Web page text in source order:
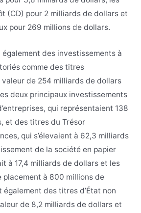
(CD) pour 2 milliards de dollars et
pour 269 millions de dollars.
des investissements à
comme des titres
valeur de 254 milliards de dollars
deux principaux investissements
qui représentaient 138
et des titres du Trésor
qui s’élevaient à 62,3 milliards
de la société en papier
à 17,4 milliards de dollars et les
placement à 800 millions de
des titres d’État non
de 8,2 milliards de dollars et